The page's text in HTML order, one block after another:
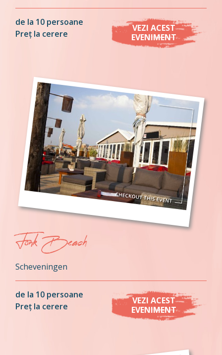
de la 10 persoane
Preț la cerere
VEZI ACEST
EVENIMENT
Fonk Beach
Scheveningen
de la 10 persoane
Preț la cerere
VEZI ACEST
EVENIMENT